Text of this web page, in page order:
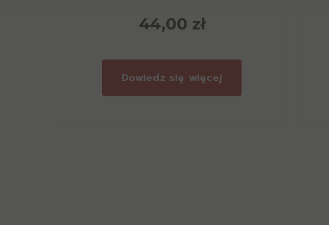
44,00 zł
Dowiedz się więcej